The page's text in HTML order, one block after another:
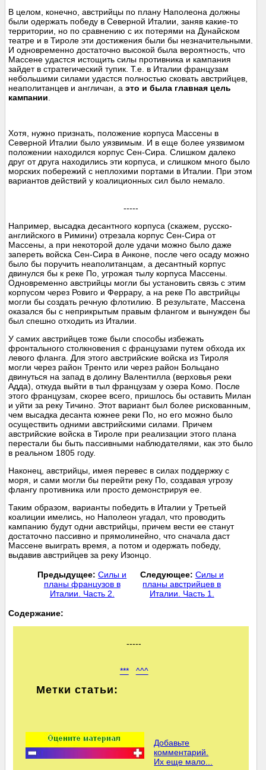
В целом, конечно, австрийцы по плану Наполеона должны
были одержать победу в Северной Италии, заняв какие-то
территории, но по сравнению с их потерями на Дунайском
театре и в Тироле эти достижения были бы незначительными.
И одновременно достаточно высокой была вероятность, что
Массене удастся истощить силы противника и кампания
зайдет в стратегический тупик. Т.е. в Италии французам
небольшими силами удастся полностью сковать австрийцев,
неаполитанцев и англичан, аэто и была главная цель
кампании
Хотя, нужно признать, положение корпуса Массены в
Северной Италии было уязвимым. И в еще более уязвимом
положении находился корпус Сен-Сира. Слишком далеко
друг от друга находились эти корпуса, и слишком много было
морских побережий с неплохими портами в Италии. При этом
вариантов действий у коалиционных сил было немало.
-----
Например, высадка десантного корпуса (скажем, русско-
английского в Римини) отрезала корпус Сен-Сира от
Массены, а при некоторой доле удачи можно было даже
запереть войска Сен-Сира в Анконе, после чего осаду можно
было бы поручить неаполитанцам, а десантный корпус
двинулся бы к реке По, угрожая тылу корпуса Массены.
Одновременно австрийцы могли бы установить связь с этим
корпусом через Ровиго и Феррару, а на реке По австрийцы
могли бы создать речную флотилию. В результате, Массена
оказался бы с неприкрытым правым флангом и вынужден бы
был спешно отходить из Италии.
У самих австрийцев тоже были способы избежать
фронтального столкновения с французами путем обхода их
левого фланга. Для этого австрийские войска из Тироля
могли через район Тренто или через район Больцано
двинуться на запад в долину Валентилла (верховья реки
Адда), откуда выйти в тыл французам у озера Комо. После
этого французам, скорее всего, пришлось бы оставить Милан
и уйти за реку Тичино. Этот вариант был более рискованным,
чем высадка десанта южнее реки По, но его можно было
осуществить одними австрийскими силами. Причем
австрийские войска в Тироле при реализации этого плана
перестали бы быть пассивными наблюдателями, как это было
в реальном 1805 году.
Наконец, австрийцы, имея перевес в силах поддержку с
моря, и сами могли бы перейти реку По, создавая угрозу
флангу противника или просто демонстрируя ее.
Таким образом, варианты победить в Италии у Третьей
коалиции имелись, но Наполеон угадал, что проводить
кампанию будут одни австрийцы, причем вести ее станут
достаточно пассивно и прямолинейно, что сначала даст
Массене выиграть время, а потом и одержать победу,
выдавив австрийцев за реку Изонцо.
Предыдущее: Силы и
планы французов в
Италии. Часть 2.
Следующее: Силы и
планы австрийцев в
Италии. Часть 1.
Cодержание:
-----
*** ^^^
Метки статьи:
Добавьте
комментарий.
Их еще мало...